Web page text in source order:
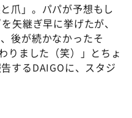
爪」。パパが予想もし
矢継ぎ早に挙げたが、
後が続かなかったそ
りました（笑）」とちょ
するDAIGOに、スタジ